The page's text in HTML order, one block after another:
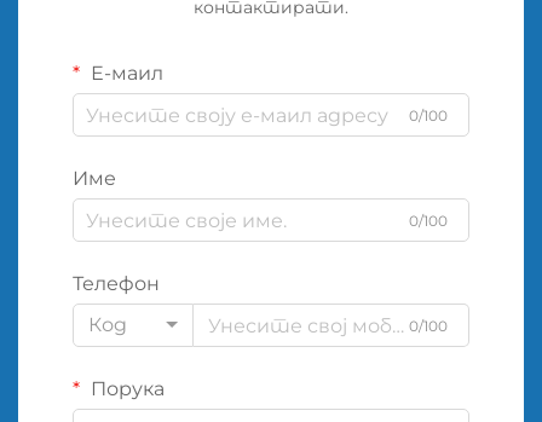
контактирати.
Е-маил
0/100
Име
0/100
Телефон
Код
0/100
Порука